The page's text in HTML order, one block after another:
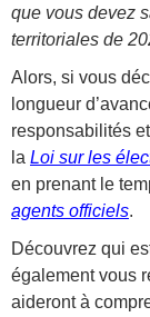
que vous devez
territoriales de
Alors, si vous
longueur
responsabilités
la Loi sur les
en prenant le
agents officiels.
Découvrez qui
également vous
aideront à